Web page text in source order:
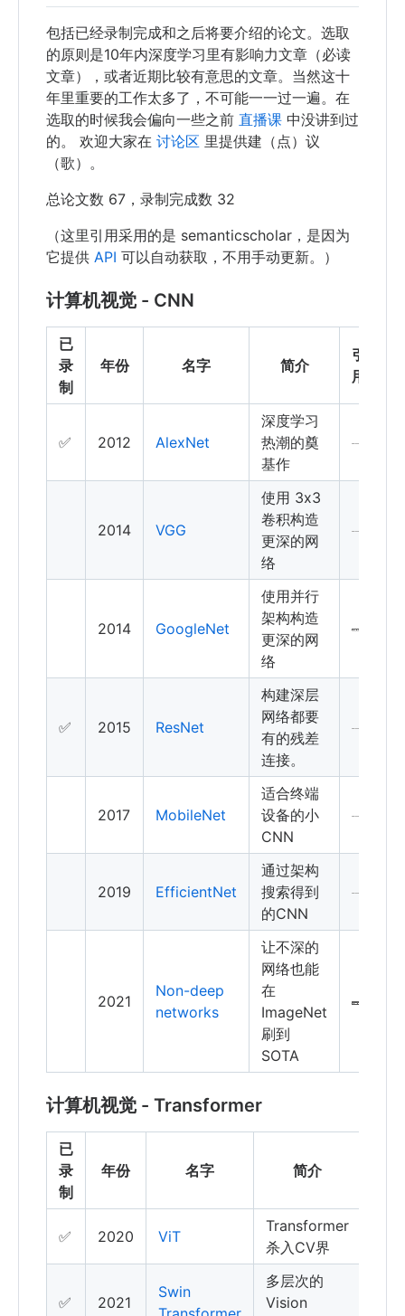
包括已经录制完成和之后将要介绍的论文。选取
的原则是10年内深度学习里有影响力文章（必读
文章），或者近期比较有意思的文章。当然这十
年里重要的工作太多了，不可能一一过一遍。在
选取的时候我会偏向一些之前 直播课 中没讲到过
的。 欢迎大家在 讨论区 里提供建（点）议
（歌）。
总论文数 67，录制完成数 32
（这里引用采用的是 semanticscholar，是因为
它提供 API 可以自动获取，不用手动更新。）
计算机视觉 - CNN
已
录
制
年份 名字 简介
引
用
✅ 2012 AlexNet
深度学习
热潮的奠
基作
2014 VGG
使用 3x3
卷积构造
更深的网
络
2014 GoogleNet
使用并行
架构构造
更深的网
络
✅ 2015 ResNet
构建深层
网络都要
有的残差
连接。
2017 MobileNet
适合终端
设备的小
CNN
2019 EfficientNet
通过架构
搜索得到
的CNN
2021
Non-deep
networks
让不深的
网络也能
在
ImageNet
刷到
SOTA
计算机视觉 - Transformer
已
录
制
年份 名字 简介
✅ 2020 ViT
Transformer
杀入CV界
✅ 2021
Swin
多层次的
Vision